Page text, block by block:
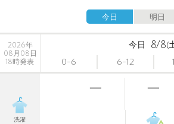
今日 明日
2026年
08月08日
18時発表
今日 8/8(
0-6
6-12
洗濯